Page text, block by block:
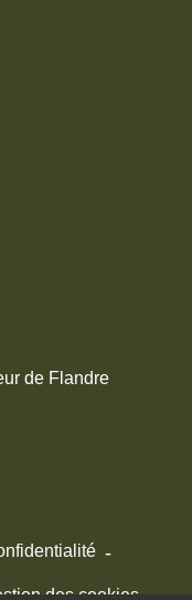
de Flandre
-
des cookies